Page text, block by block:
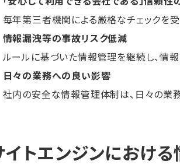
毎年第三者機関による厳格なチェックを
情報漏洩等の事故リスク低減
ルールに基づいた情報管理を継続し、情
日々の業務への良い影響
社内の安全な情報管理体制は、日々の業
イトエンジンにおける